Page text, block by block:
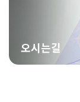
오시는길